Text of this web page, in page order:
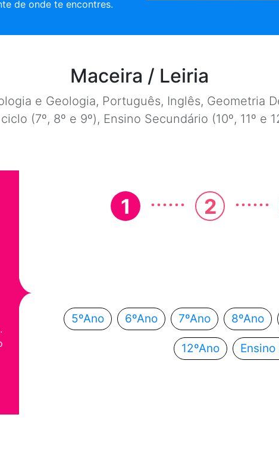
de onde te encontres.
Maceira / Leiria
e Geologia, Português, Inglês, Geometria
(7º, 8º e 9º), Ensino Secundário (10º, 11º e
1 ...... 2 ......
5ºAno 6ºAno 7ºAno 8ºAno
12ºAno